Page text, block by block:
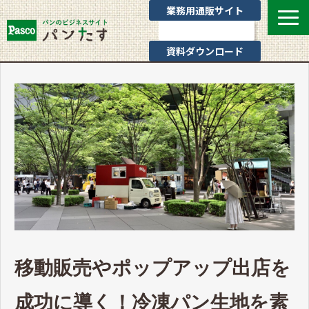
業務用通販サイト
資料ダウンロード
業態別提案
カテゴリ一覧
お役立ちブログ
Pascoのサポート
通販サイトのご案内
よくあるご質問
移動販売やポップアップ出店を
成功に導く！冷凍パン生地を素